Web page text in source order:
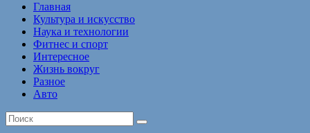
Главная
Культура и искусство
Наука и технологии
Фитнес и спорт
Интересное
Жизнь вокруг
Разное
Авто